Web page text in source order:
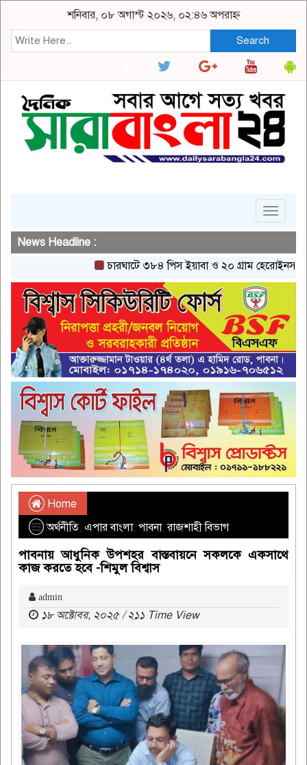
শনিবার, ০৮ অগাস্ট ২০২৬, ০২:৪৬ অপরাহ্ন
Search
Toggle
News Headline :
চারঘাটে ৩৮৪ পিস ইয়াবা ও ২০ গ্রাম হেরোইনসহ একজন
Home
অর্থনীতি, এপার বাংলা, পাবনা,রাজশাহী বিভাগ
পাবনায় আধুনিক উপশহর বাস্তবায়নে সকলকে একসাথে
কাজ করতে হবে -শিমুল বিশ্বাস
admin
১৮ অক্টোবর, ২০২৫ / ২১১ Time View